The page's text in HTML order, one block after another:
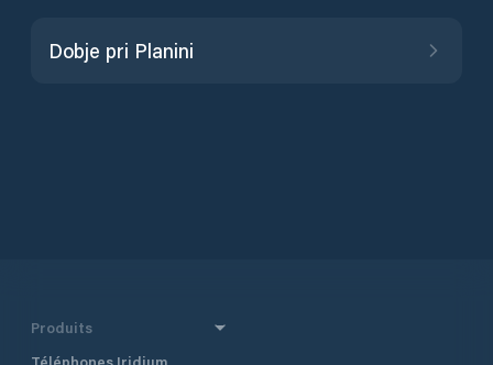
Dobje pri Planini
Produits
Téléphones Iridium